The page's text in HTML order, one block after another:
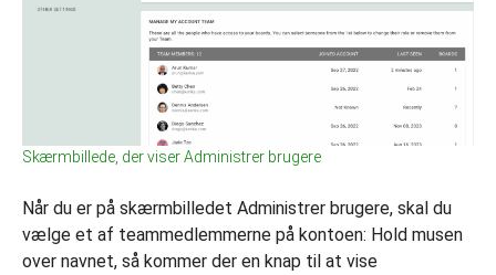
Skærmbillede, der viser Administrer brugere
Når du er på skærmbilledet Administrer brugere, skal du
vælge et af teammedlemmerne på kontoen: Hold musen
over navnet, så kommer der en knap til at vise